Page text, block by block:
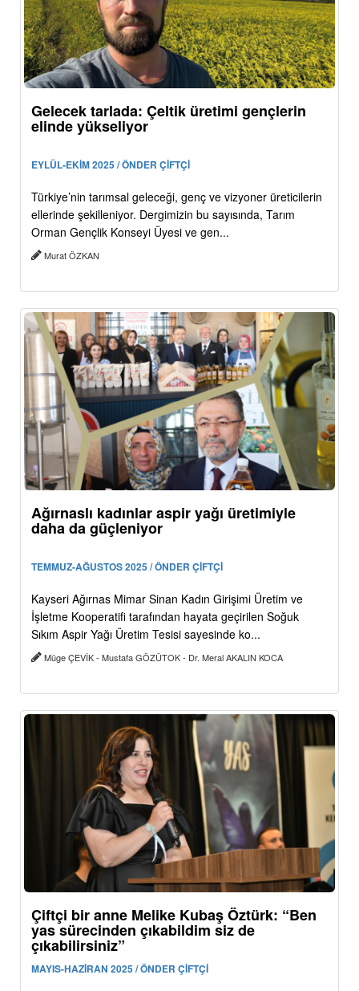
Gelecek tarlada: Çeltik üretimi gençlerin
elinde yükseliyor
EYLÜL-EKİM 2025 / ÖNDER ÇİFTÇİ
Türkiye’nin tarımsal geleceği, genç ve vizyoner üreticilerin
ellerinde şekilleniyor. Dergimizin bu sayısında, Tarım
Orman Gençlik Konseyi Üyesi ve gen...
Murat ÖZKAN
Ağırnaslı kadınlar aspir yağı üretimiyle
daha da güçleniyor
TEMMUZ-AĞUSTOS 2025 / ÖNDER ÇİFTÇİ
Kayseri Ağırnas Mimar Sinan Kadın Girişimi Üretim ve
İşletme Kooperatifi tarafından hayata geçirilen Soğuk
Sıkım Aspir Yağı Üretim Tesisi sayesinde ko...
Müge ÇEVİK - Mustafa GÖZÜTOK - Dr. Meral AKALIN KOCA
Çiftçi bir anne Melike Kubaş Öztürk: “Ben
yas sürecinden çıkabildim siz de
çıkabilirsiniz”
MAYIS-HAZİRAN 2025 / ÖNDER ÇİFTÇİ